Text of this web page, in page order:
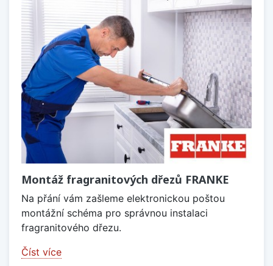
Montáž fragranitových dřezů FRANKE
Na přání vám zašleme elektronickou poštou
montážní schéma pro správnou instalaci
fragranitového dřezu.
Číst více